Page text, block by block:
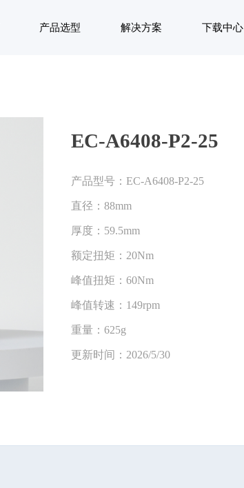
产品选型 解决方案 下载中心
EC-A6408-P2-25
产品型号：EC-A6408-P2-25
直径：88mm
厚度：59.5mm
额定扭矩：20Nm
峰值扭矩：60Nm
峰值转速：149rpm
重量：625g
更新时间：2026/5/30